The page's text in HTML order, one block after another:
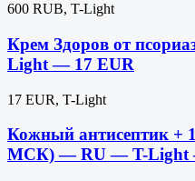
600 RUB, T-Light
Крем Здоров от
Light — 17 EUR
17 EUR, T-Light
Кожный антисептик +
МСК) — RU — T-Light